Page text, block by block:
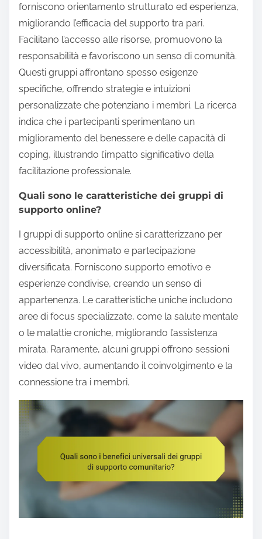
forniscono orientamento strutturato ed esperienza,
migliorando l’efficacia del supporto tra pari.
Facilitano l’accesso alle risorse, promuovono la
responsabilità e favoriscono un senso di comunità.
Questi gruppi affrontano spesso esigenze
specifiche, offrendo strategie e intuizioni
personalizzate che potenziano i membri. La ricerca
indica che i partecipanti sperimentano un
miglioramento del benessere e delle capacità di
coping, illustrando l’impatto significativo della
facilitazione professionale.
Quali sono le caratteristiche dei gruppi di
supporto online?
I gruppi di supporto online si caratterizzano per
accessibilità, anonimato e partecipazione
diversificata. Forniscono supporto emotivo e
esperienze condivise, creando un senso di
appartenenza. Le caratteristiche uniche includono
aree di focus specializzate, come la salute mentale
o le malattie croniche, migliorando l’assistenza
mirata. Raramente, alcuni gruppi offrono sessioni
video dal vivo, aumentando il coinvolgimento e la
connessione tra i membri.